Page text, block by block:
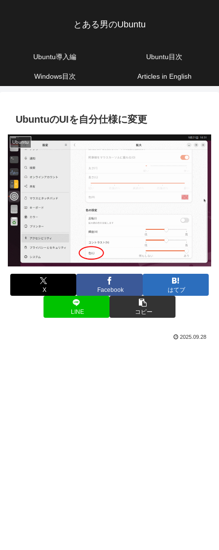
とある男のUbuntu
Ubuntu導入編 Ubuntu目次
Windows目次 Articles in English
UbuntuのUIを自分仕様に変更
Ubuntu
X Facebook はてブ
LINE コピー
2025.09.28